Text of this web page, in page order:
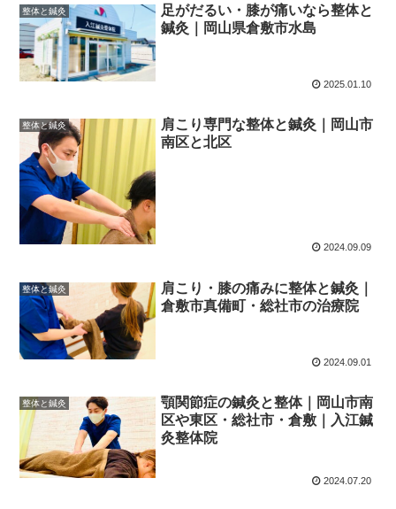
整体と鍼灸
足がだるい・膝が痛いなら整体と
鍼灸｜岡山県倉敷市水島
2025.01.10
整体と鍼灸
肩こり専門な整体と鍼灸｜岡山市
南区と北区
2024.09.09
整体と鍼灸
肩こり・膝の痛みに整体と鍼灸｜
倉敷市真備町・総社市の治療院
2024.09.01
整体と鍼灸
顎関節症の鍼灸と整体｜岡山市南
区や東区・総社市・倉敷｜入江鍼
灸整体院
2024.07.20